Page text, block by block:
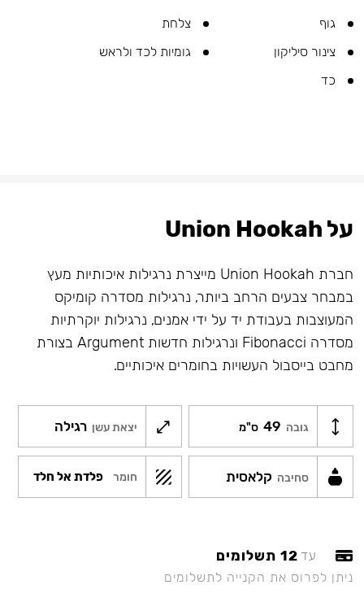
גוף
צלחת
צינור סיליקון
גומיות לכד ולראש
כד
על Union Hookah
חברת Union Hookah מייצרת נרגילות איכותיות מעץ
במבחר צבעים הרחב ביותר, נרגילות מסדרה קומיקס
המעוצבות בעבודת יד על ידי אמנים, נרגילות יוקרתיות
מסדרה Fibonacci ונרגילות חדשות Argument בצורת
מחבט בייסבול העשויות בחומרים איכותיים.
גובה 49 ס"מ יצאת עשן רגילה
סחיבה קלאסית חומר פלדת אל חלד
עד 12 תשלומים
ניתן לפרוס את הקנייה לתשלומים